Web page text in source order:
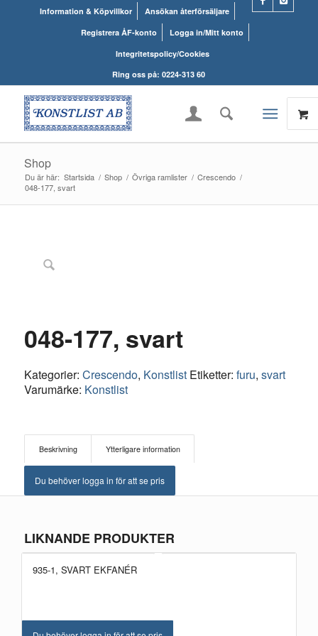
Information & Köpvillkor
Ansökan återförsäljare
Registrera ÅF-konto
Logga in/Mitt konto
Integritetspolicy/Cookies
Ring oss på: 0224-313 60
Shop
Du är här: Startsida / Shop / Övriga ramlister / Crescendo /
048-177, svart
048-177, svart
Kategorier: Crescendo, Konstlist Etiketter: furu, svart
Varumärke: Konstlist
Beskrivning Ytterligare information
Du behöver logga in för att se pris
LIKNANDE PRODUKTER
935-1, SVART EKFANÉR